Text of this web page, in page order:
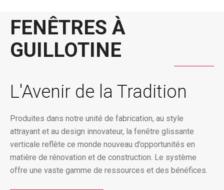
FENÊTRES À
GUILLOTINE
L'Avenir de la Tradition
Produites dans notre unité de fabrication, au style
attrayant et au design innovateur, la fenêtre glissante
verticale reflète ce monde nouveau d’opportunités en
matière de rénovation et de construction. Le système
offre une vaste gamme de ressources et des bénéfices.